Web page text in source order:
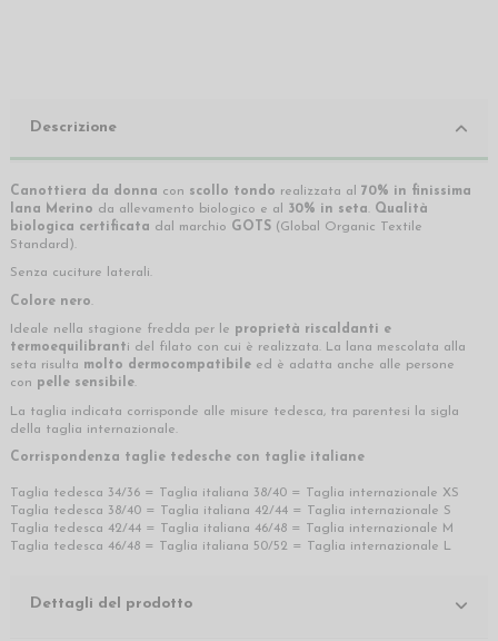
Descrizione
Canottiera da donna con scollo tondo realizzata al 70% in finissima
lana Merino da allevamento biologico e al 30% in seta. Qualità
biologica certificata dal marchio GOTS (Global Organic Textile
Standard).
Senza cuciture laterali.
Colore nero.
Ideale nella stagione fredda per le proprietà riscaldanti e
termoequilibranti del filato con cui è realizzata. La lana mescolata alla
seta risulta molto dermocompatibile ed è adatta anche alle persone
con pelle sensibile.
La taglia indicata corrisponde alle misure tedesca, tra parentesi la sigla
della taglia internazionale.
Corrispondenza taglie tedesche con taglie italiane
Taglia tedesca 34/36 = Taglia italiana 38/40 = Taglia internazionale XS
Taglia tedesca 38/40 = Taglia italiana 42/44 = Taglia internazionale S
Taglia tedesca 42/44 = Taglia italiana 46/48 = Taglia internazionale M
Taglia tedesca 46/48 = Taglia italiana 50/52 = Taglia internazionale L
Dettagli del prodotto